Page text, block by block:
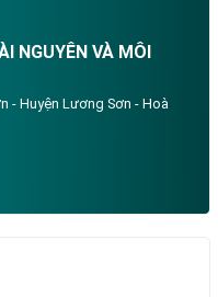
NGUYÊN VÀ MÔI
- Huyện Lương Sơn - Hoà